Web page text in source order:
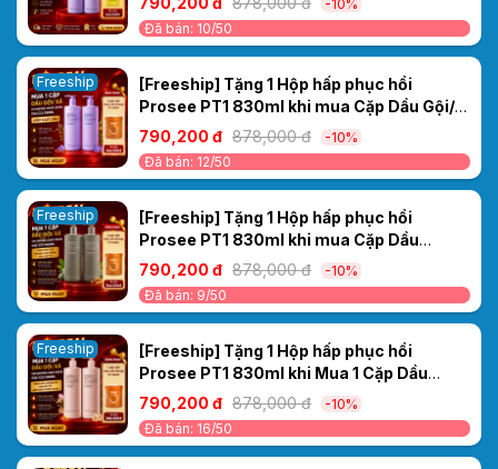
Luxury Aroma CS4/CC4 1000ml – Kiểm
Soát Dầu
-10%
Đã bán: 10/50
Freeship
[Freeship] Tặng 1 Hộp hấp phục hồi
Prosee PT1 830ml khi mua Cặp Dầu Gội/
Xả Cao Cấp Collagen Ceylanpuree Luxury
Aroma CS4/CC4 1000ml – Kiểm Soát Dầu
790,200 đ 878,000 đ
-10%
Đã bán: 12/50
Freeship
[Freeship] Tặng 1 Hộp hấp phục hồi
Prosee PT1 830ml khi mua Cặp Dầu
Gội/Xả Ceylanpuree Luxury Aroma
CS5/CC5 1000ml – Giải Pháp Cho Da Đầu
Gàu Ngứa, Tóc Khô Xơ
790,200 đ 878,000 đ
-10%
Đã bán: 9/50
Freeship
[Freeship] Tặng 1 Hộp hấp phục hồi
Prosee PT1 830ml khi Mua 1 Cặp Dầu
Gội/Xả Ceylanpuree Luxury Aroma
1000ml CS6/CC6 – Phục Hồi & Dưỡng Ẩm
Cho Mái Tóc Mềm Mượt Chuẩn Salon
790,200 đ 878,000 đ
-10%
Đã bán: 16/50